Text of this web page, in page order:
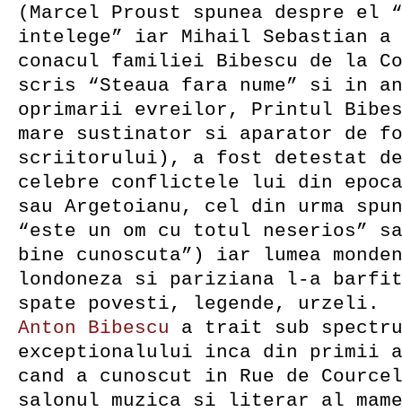
(Marcel Proust spunea despre el
intelege” iar Mihail Sebastian
conacul familiei Bibescu de la
scris “Steaua fara nume” si
oprimarii evreilor, Printul
mare sustinator si aparator de
scriitorului), a fost detestat de
celebre conflictele lui din
sau Argetoianu, cel din urma
“este un om cu totul neserios”
bine cunoscuta”) iar lumea
londoneza si pariziana l-a
spate povesti, legende, urzeli.
Anton Bibescu a trait sub
exceptionalului inca din primii
cand a cunoscut in Rue de
salonul muzica si literar al